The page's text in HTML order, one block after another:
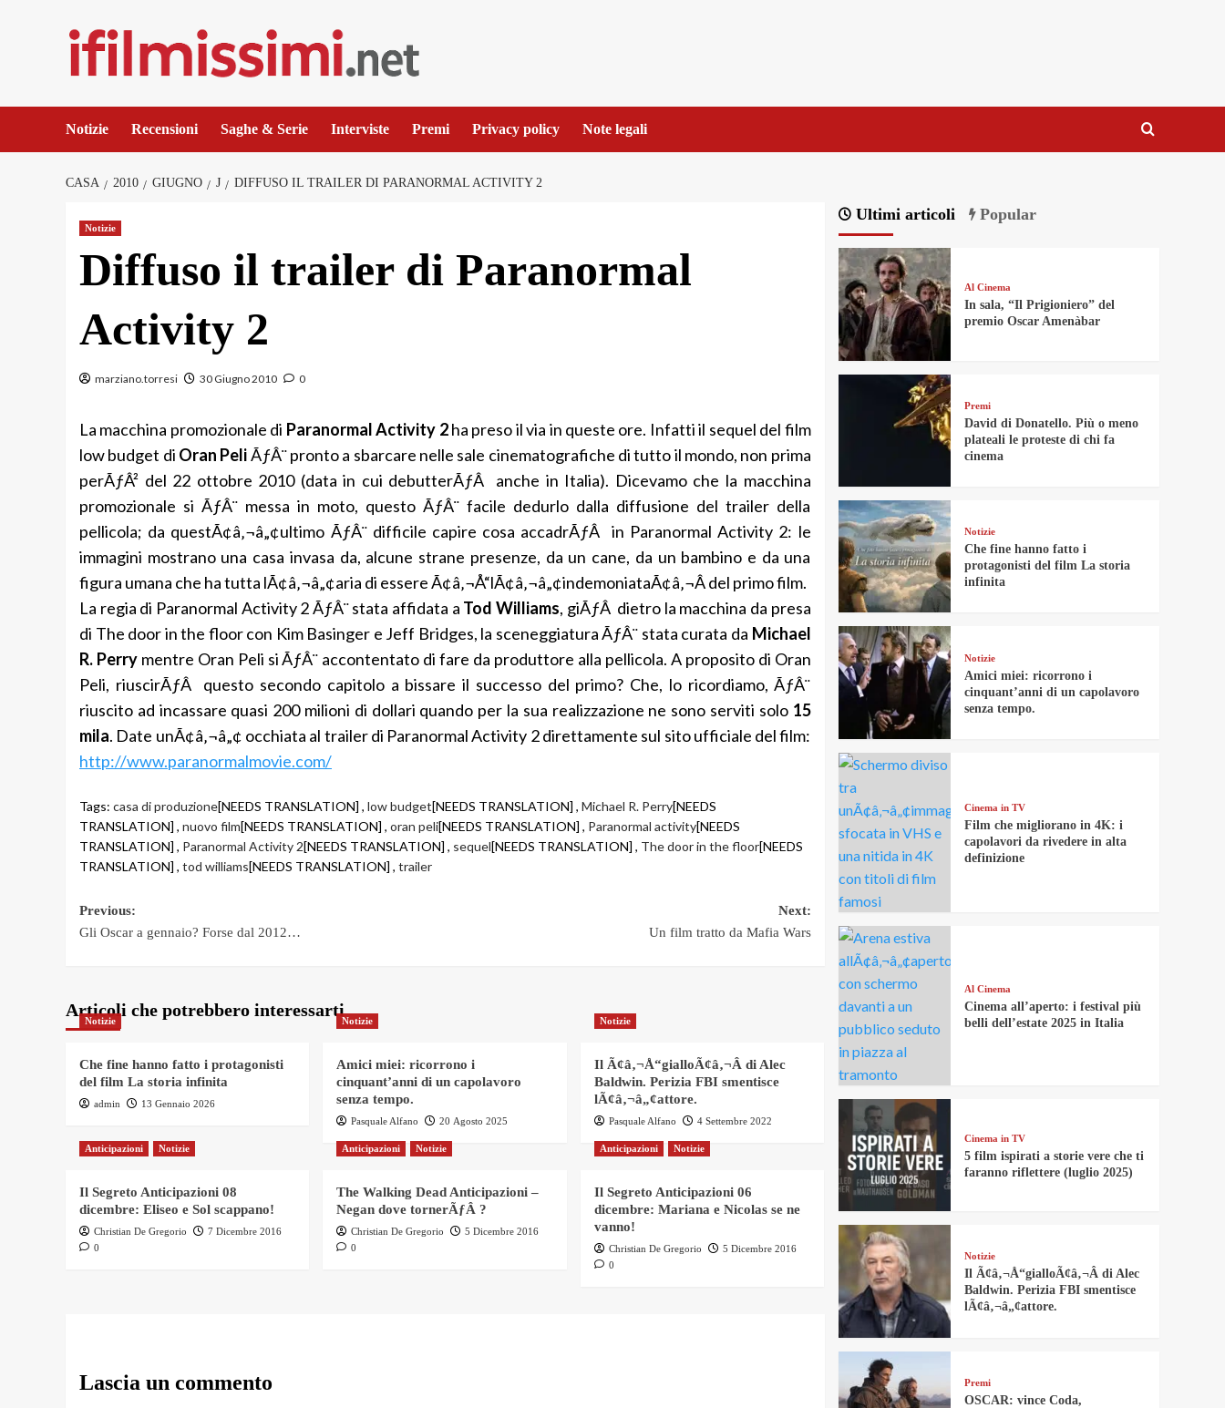
Notizie Recensioni Saghe & Serie Interviste Premi Privacy policy Note legali
CASA 2010 GIUGNO J DIFFUSO IL TRAILER DI PARANORMAL ACTIVITY 2
Notizie
Diffuso il trailer di Paranormal
Activity 2
marziano.torresi 30 Giugno 2010 0
La macchina promozionale di Paranormal Activity 2ha preso il via in queste ore. Infatti il sequel del film
low budget di Oran PeliÃƒÂ¨ pronto a sbarcare nelle sale cinematografiche di tutto il mondo, non prima
perÃƒÂ² del 22 ottobre 2010 (data in cui debutterÃƒÂ anche in Italia). Dicevamo che la macchina
promozionale si ÃƒÂ¨ messa in moto, questo ÃƒÂ¨ facile dedurlo dalla diffusione del trailer della
pellicola; da questÃ¢â‚¬â„¢ultimo ÃƒÂ¨ difficile capire cosa accadrÃƒÂ in Paranormal Activity 2: le
immagini mostrano una casa invasa da, alcune strane presenze, da un cane, da un bambino e da una
figura umana che ha tutta lÃ¢â‚¬â„¢aria di essere Ã¢â‚¬Å“lÃ¢â‚¬â„¢indemoniataÃ¢â‚¬Â del primo film.
La regia di Paranormal Activity 2 ÃƒÂ¨ stata affidata a Tod Williams, giÃƒÂ dietro la macchina da presa
di The door in the floor con Kim Basinger e Jeff Bridges, la sceneggiatura ÃƒÂ¨ stata curata da Michael
R. Perrymentre Oran Peli si ÃƒÂ¨ accontentato di fare da produttore alla pellicola. A proposito di Oran
Peli, riuscirÃƒÂ questo secondo capitolo a bissare il successo del primo? Che, lo ricordiamo, ÃƒÂ¨
riuscito ad incassare quasi 200 milioni di dollari quando per la sua realizzazione ne sono serviti solo 15
mila. Date unÃ¢â‚¬â„¢ occhiata al trailer di Paranormal Activity 2 direttamente sul sito ufficiale del film:
http://www.paranormalmovie.com/
Tags: casa di produzione[NEEDS TRANSLATION] , low budget[NEEDS TRANSLATION] , Michael R. Perry[NEEDS
TRANSLATION] , nuovo film[NEEDS TRANSLATION] , oran peli[NEEDS TRANSLATION] , Paranormal activity[NEEDS
TRANSLATION] , Paranormal Activity 2[NEEDS TRANSLATION] , sequel[NEEDS TRANSLATION] , The door in the floor[NEEDS
TRANSLATION] , tod williams[NEEDS TRANSLATION] , trailer
Post
Previous:
Gli Oscar a gennaio? Forse dal 2012…
Next:
Un film tratto da Mafia Wars
Articoli che potrebbero interessarti
Notizie
Che fine hanno fatto i protagonisti
del film La storia infinita
admin 13 Gennaio 2026
Notizie
Amici miei: ricorrono i
cinquant’anni di un capolavoro
senza tempo.
Pasquale Alfano 20 Agosto 2025
Notizie
Il Ã¢â‚¬Å“gialloÃ¢â‚¬Â di Alec
Baldwin. Perizia FBI smentisce
lÃ¢â‚¬â„¢attore.
Pasquale Alfano 4 Settembre 2022
Anticipazioni Notizie
Il Segreto Anticipazioni 08
dicembre: Eliseo e Sol scappano!
Christian De Gregorio
7 Dicembre 2016
0
Anticipazioni Notizie
The Walking Dead Anticipazioni –
Negan dove tornerÃƒÂ ?
Christian De Gregorio
5 Dicembre 2016
0
Anticipazioni Notizie
Il Segreto Anticipazioni 06
dicembre: Mariana e Nicolas se ne
vanno!
Christian De Gregorio
5 Dicembre 2016
0
Lascia un commento
Ultimi articoli Popular
Al Cinema
In sala, “Il Prigioniero” del
premio Oscar Amenàbar
Premi
David di Donatello. Più o meno
plateali le proteste di chi fa
cinema
Notizie
Che fine hanno fatto i
protagonisti del film La storia
infinita
Notizie
Amici miei: ricorrono i
cinquant’anni di un capolavoro
senza tempo.
Cinema in TV
Film che migliorano in 4K: i
capolavori da rivedere in alta
definizione
Al Cinema
Cinema all’aperto: i festival più
belli dell’estate 2025 in Italia
Cinema in TV
5 film ispirati a storie vere che ti
faranno riflettere (luglio 2025)
Notizie
Il Ã¢â‚¬Å“gialloÃ¢â‚¬Â di Alec
Baldwin. Perizia FBI smentisce
lÃ¢â‚¬â„¢attore.
Premi
OSCAR: vince Coda,